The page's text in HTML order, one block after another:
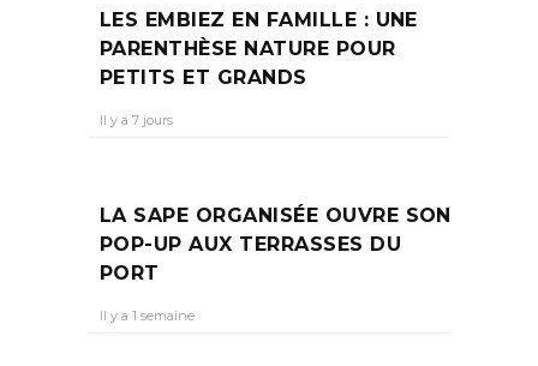
LES EMBIEZ EN FAMILLE : UNE
PARENTHÈSE NATURE POUR
PETITS ET GRANDS
Il y a 7 jours
LA SAPE ORGANISÉE OUVRE SON
POP-UP AUX TERRASSES DU
PORT
Il y a 1 semaine